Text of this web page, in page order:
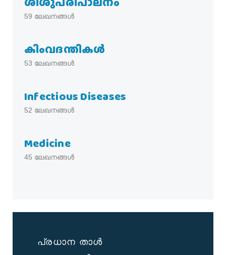
59 ലേഖനങ്ങൾ
കിംവദന്തികൾ
53 ലേഖനങ്ങൾ
Infectious Diseases
52 ലേഖനങ്ങൾ
Medicine
45 ലേഖനങ്ങൾ
പ്രധാന താൾ